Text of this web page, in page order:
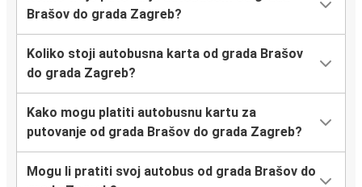
Brašov do grada Zagreb?
Koliko stoji autobusna karta od grada Brašov
do grada Zagreb?
Kako mogu platiti autobusnu kartu za
putovanje od grada Brašov do grada Zagreb?
Mogu li pratiti svoj autobus od grada Brašov do